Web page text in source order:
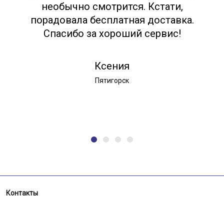
необычно смотрится. Кстати,
порадовала бесплатная доставка.
Спасибо за хороший сервис!
Ксения
Пятигорск
Контакты